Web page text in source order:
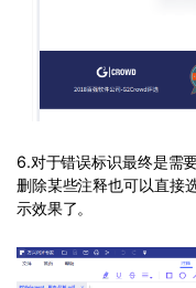
6.对于错误标识最终是需
删除某些注释也可以直接
示效果了。